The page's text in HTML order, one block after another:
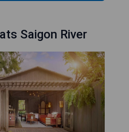
Saigon River